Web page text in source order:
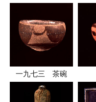
一九七三 茶碗